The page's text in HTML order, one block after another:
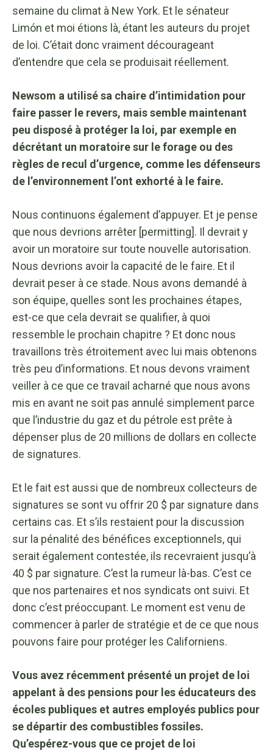
semaine du climat à New York. Et le sénateur
Limón et moi étions là, étant les auteurs du projet
de loi. C’était donc vraiment décourageant
d’entendre que cela se produisait réellement.
Newsom a utilisé sa chaire d’intimidation pour
faire passer le revers, mais semble maintenant
peu disposé à protéger la loi, par exemple en
décrétant un moratoire sur le forage ou des
règles de recul d’urgence, comme les défenseurs
de l’environnement l’ont exhorté à le faire.
Nous continuons également d’appuyer. Et je pense
que nous devrions arrêter [permitting]. Il devrait y
avoir un moratoire sur toute nouvelle autorisation.
Nous devrions avoir la capacité de le faire. Et il
devrait peser à ce stade. Nous avons demandé à
son équipe, quelles sont les prochaines étapes,
est-ce que cela devrait se qualifier, à quoi
ressemble le prochain chapitre ? Et donc nous
travaillons très étroitement avec lui mais obtenons
très peu d’informations. Et nous devons vraiment
veiller à ce que ce travail acharné que nous avons
mis en avant ne soit pas annulé simplement parce
que l’industrie du gaz et du pétrole est prête à
dépenser plus de 20 millions de dollars en collecte
de signatures.
Et le fait est aussi que de nombreux collecteurs de
signatures se sont vu offrir 20 $ par signature dans
certains cas. Et s’ils restaient pour la discussion
sur la pénalité des bénéfices exceptionnels, qui
serait également contestée, ils recevraient jusqu’à
40 $ par signature. C’est la rumeur là-bas. C’est ce
que nos partenaires et nos syndicats ont suivi. Et
donc c’est préoccupant. Le moment est venu de
commencer à parler de stratégie et de ce que nous
pouvons faire pour protéger les Californiens.
Vous avez récemment présenté un projet de loi
appelant à des pensions pour les éducateurs des
écoles publiques et autres employés publics pour
se départir des combustibles fossiles.
Qu’espérez-vous que ce projet de loi